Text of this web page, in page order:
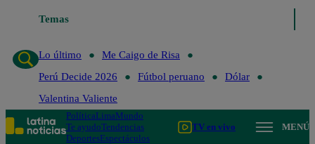
Temas
Lo último
Me Caigo de Risa
Perú Decide 2026
Fútbol peruano
Dólar
Valentina Valiente
PolíticaLimaMundo
Te ayudoTendencias
DeportesEspectáculos
TV en vivo MENÚ